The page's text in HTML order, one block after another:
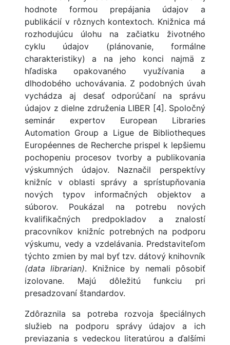
hodnote formou prepájania údajov a
publikácií v rôznych kontextoch. Knižnica má
rozhodujúcu úlohu na začiatku životného
cyklu údajov (plánovanie, formálne
charakteristiky) a na jeho konci najmä z
hľadiska opakovaného využívania a
dlhodobého uchovávania. Z podobných úvah
vychádza aj desať odporúčaní na správu
údajov z dielne združenia LIBER [4]. Spoločný
seminár expertov European Libraries
Automation Group a Ligue de Bibliotheques
Européennes de Recherche prispel k lepšiemu
pochopeniu procesov tvorby a publikovania
výskumných údajov. Naznačil perspektívy
knižníc v oblasti správy a sprístupňovania
nových typov informačných objektov a
súborov. Poukázal na potrebu nových
kvalifikačných predpokladov a znalostí
pracovníkov knižníc potrebných na podporu
výskumu, vedy a vzdelávania. Predstaviteľom
týchto zmien by mal byť tzv. dátový knihovník
(data librarian). Knižnice by nemali pôsobiť
izolovane. Majú dôležitú funkciu pri
presadzovaní štandardov.
Zdôraznila sa potreba rozvoja špeciálnych
služieb na podporu správy údajov a ich
previazania s vedeckou literatúrou a ďalšími